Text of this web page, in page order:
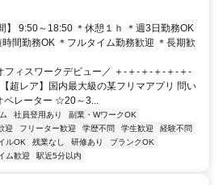
】 9:50～18:50 ＊休憩１ｈ ＊週3日勤務OK
間勤務OK ＊フルタイム勤務歓迎 ＊長期歓
フィスワークデビュー／ ＋-＋-＋-＋-＋-＋-
超レア】国内最大級の某フリマアプリ 問い
ペレーター ☆20～3...
社員登用あり
副業・WワークOK
迎 フリーター歓迎 学歴不問 学生歓迎
経験不問
ルOK 残業なし 研修あり
ブランクOK
ム歓迎 駅近5分以内